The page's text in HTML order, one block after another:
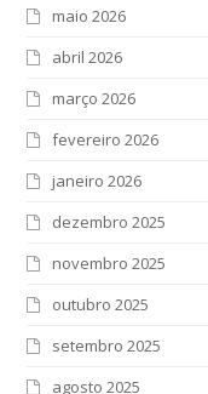
maio 2026
abril 2026
março 2026
fevereiro 2026
janeiro 2026
dezembro 2025
novembro 2025
outubro 2025
setembro 2025
agosto 2025